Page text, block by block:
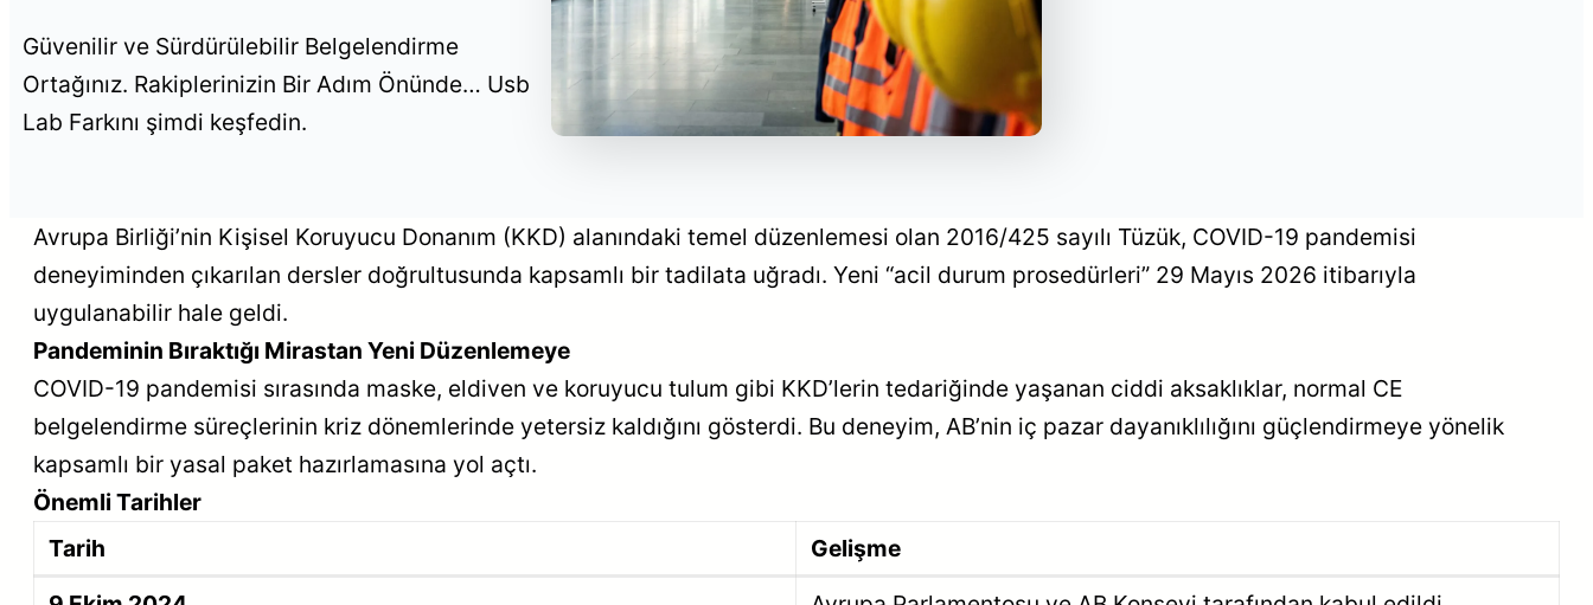
Güvenilir ve Sürdürülebilir Belgelendirme
Ortağınız. Rakiplerinizin Bir Adım Önünde… Usb
Lab Farkını şimdi keşfedin.
Avrupa Birliği’nin Kişisel Koruyucu Donanım (KKD) alanındaki temel düzenlemesi olan 2016/425 sayılı Tüzük, COVID-19 pandemisi
deneyiminden çıkarılan dersler doğrultusunda kapsamlı bir tadilata uğradı. Yeni “acil durum prosedürleri” 29 Mayıs 2026 itibarıyla
uygulanabilir hale geldi.
Pandeminin Bıraktığı Mirastan Yeni Düzenlemeye
COVID-19 pandemisi sırasında maske, eldiven ve koruyucu tulum gibi KKD’lerin tedariğinde yaşanan ciddi aksaklıklar, normal CE
belgelendirme süreçlerinin kriz dönemlerinde yetersiz kaldığını gösterdi. Bu deneyim, AB’nin iç pazar dayanıklılığını güçlendirmeye yönelik
kapsamlı bir yasal paket hazırlamasına yol açtı.
Önemli Tarihler
Tarih
Gelişme